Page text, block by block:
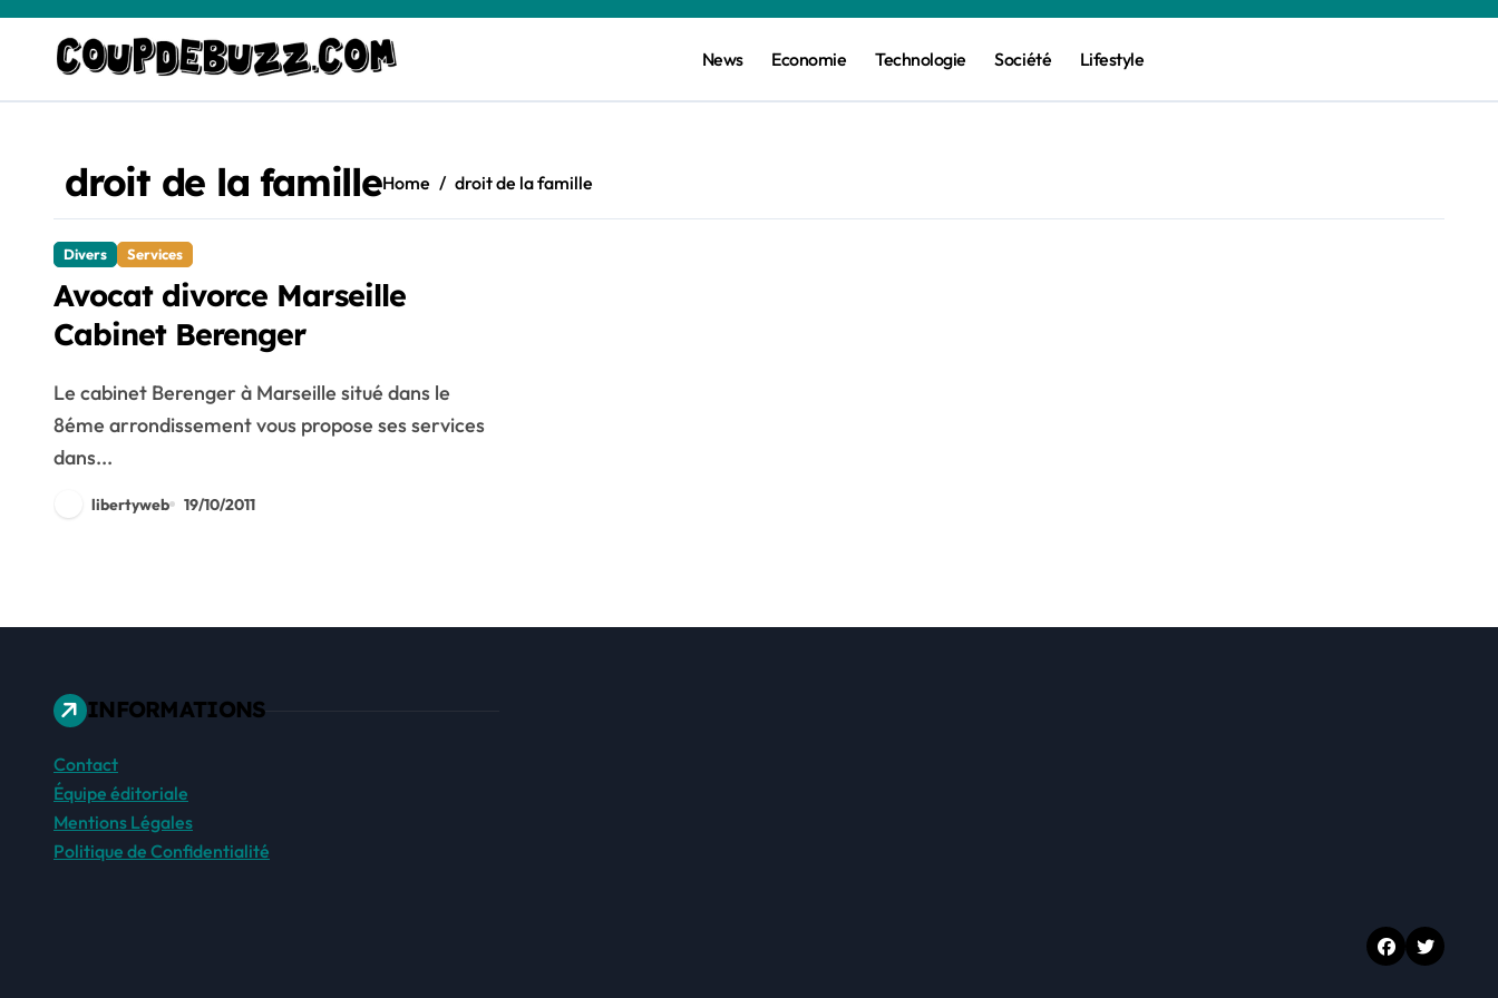
content
News Economie Technologie Société Lifestyle
droit de la familleHome droit de la famille
Divers Services
Avocat divorce Marseille
Cabinet Berenger
Le cabinet Berenger à Marseille situé dans le
8éme arrondissement vous propose ses services
dans...
libertyweb 19/10/2011
INFORMATIONS
Contact
Équipe éditoriale
Mentions Légales
Politique de Confidentialité